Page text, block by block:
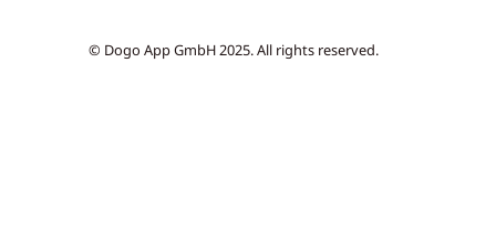
© Dogo App GmbH 2025. All rights reserved.